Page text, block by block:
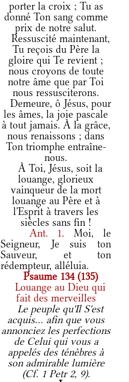
porter la croix ; Tu as
donné Ton sang comme
prix de notre salut.
Ressuscité maintenant,
Tu reçois du Père la
gloire qui Te revient ;
nous croyons de toute
notre âme que par Toi
nous ressusciterons.
Demeure, ô Jésus, pour
les âmes, la joie pascale
à tout jamais. À la grâce,
nous renaissons ; dans
Ton triomphe entraîne-
nous.
À Toi, Jésus, soit la
louange, glorieux
vainqueur de la mort
louange au Père et à
l'Esprit à travers les
siècles sans fin !
Ant. 1. Moi, le
Seigneur, Je suis ton
Sauveur, et ton
rédempteur, alléluia.
Psaume 134 (135)
Louange au Dieu qui
fait des merveilles
Le peuple qu'Il S'est
acquis... afin que vous
annonciez les perfections
de Celui qui vous a
appelés des ténèbres à
son admirable lumière
(Cf. 1 Petr 2, 9).